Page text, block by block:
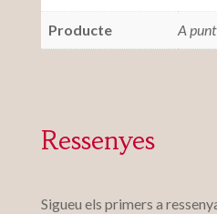
Producte A
Ressenyes
Sigueu els primers a